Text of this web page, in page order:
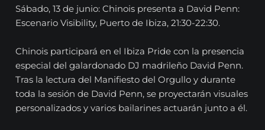
Sábado, 13 de junio: Chinois presenta a David Penn:
Escenario Visibility, Puerto de Ibiza, 21:30-22:30.
Chinois participará en el Ibiza Pride con la presencia
especial del galardonado DJ madrileño David Penn.
Tras la lectura del Manifiesto del Orgullo y durante
toda la sesión de David Penn, se proyectarán visuales
personalizados y varios bailarines actuarán junto a él.